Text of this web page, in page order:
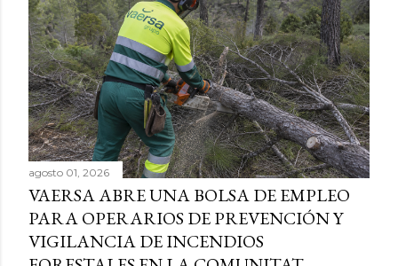
agosto 01, 2026
VAERSA ABRE UNA BOLSA DE EMPLEO
PARA OPERARIOS DE PREVENCIÓN Y
VIGILANCIA DE INCENDIOS